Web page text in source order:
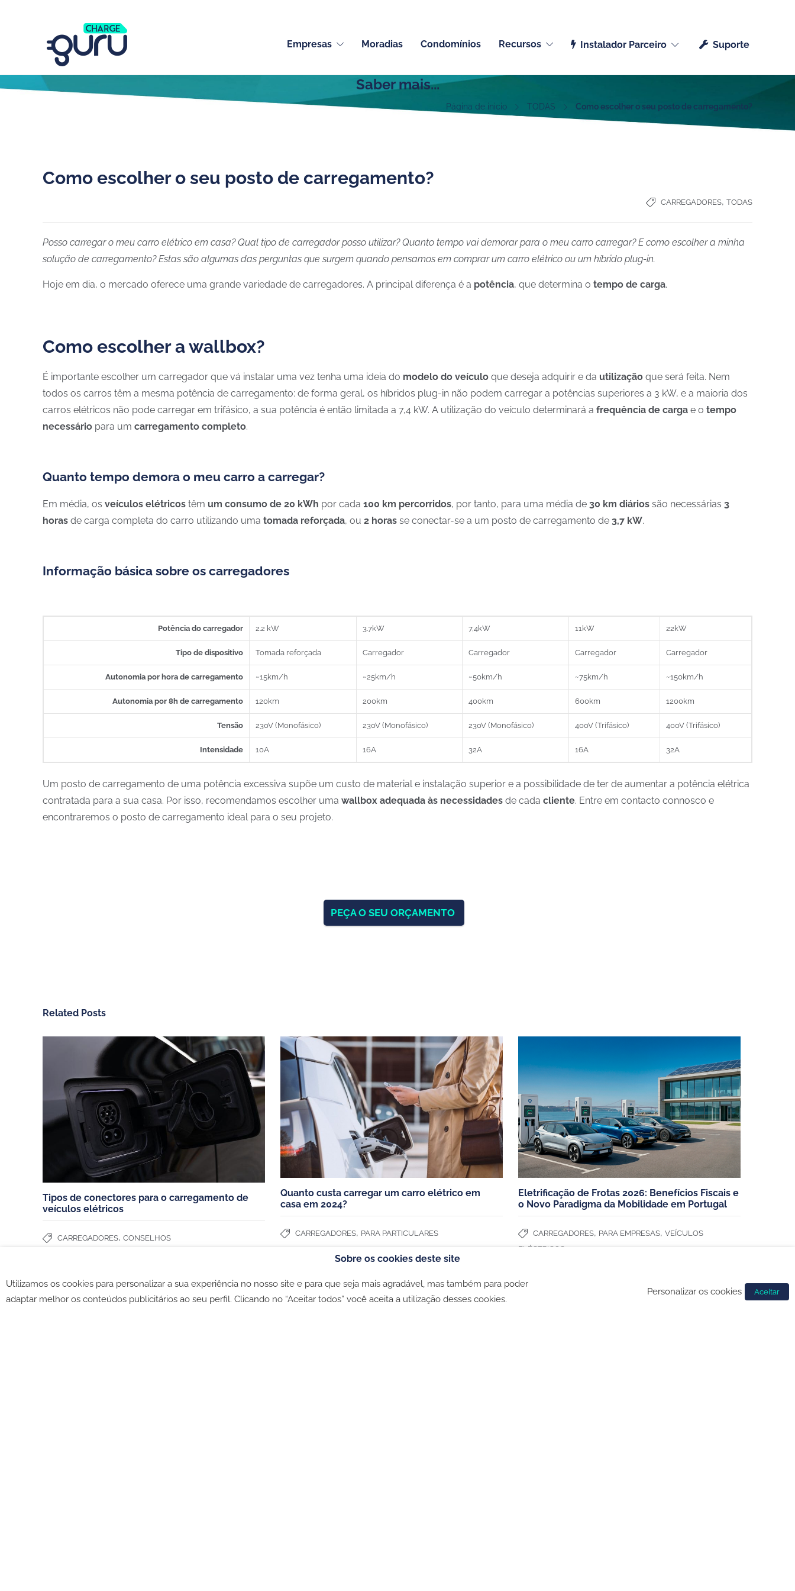
Empresas Moradias Condomínios Recursos Instalador Parceiro Suporte
Saber mais...
Página de inicio TODAS Como escolher o seu posto de carregamento?
Como escolher o seu posto de carregamento?
CARREGADORES, TODAS
Posso carregar o meu carro elétrico em casa? Qual tipo de carregador posso utilizar? Quanto tempo vai demorar para o meu carro carregar?E como escolher a minha
solução de carregamento? Estas são algumas das perguntas que surgem quando pensamos em comprar um carro elétrico ou um híbrido plug-in.
Hoje em dia, o mercado oferece uma grande variedade de carregadores. A principal diferença é a potência, que determina o tempo de carga.
Como escolher a wallbox?
É importante escolher um carregador que vá instalar uma vez tenha uma ideia do modelo do veículo que deseja adquirir e da utilização que será feita. Nem
todos os carros têm a mesma potência de carregamento: de forma geral, os híbridos plug-in não podem carregar a potências superiores a 3 kW, e a maioria dos
carros elétricos não pode carregar em trifásico, a sua potência é então limitada a 7,4 kW. A utilização do veículo determinará a frequência de carga e o tempo
necessário para um carregamento completo.
Quanto tempo demora o meu carro a carregar?
Em média, os veículos elétricos têm um consumo de 20 kWh por cada 100 km percorridos, por tanto, para uma média de 30 km diários são necessárias 3
horas de carga completa do carro utilizando uma tomada reforçada, ou 2 horas se conectar-se a um posto de carregamento de 3,7 kW.
Informação básica sobre os carregadores
Potência do carregador 2.2 kW 3.7kW 7,4kW 11kW 22kW
Tipo de dispositivo Tomada reforçada Carregador Carregador Carregador Carregador
Autonomia por hora de carregamento ~15km/h ~25km/h ~50km/h ~75km/h ~150km/h
Autonomia por 8h de carregamento 120km 200km 400km 600km 1200km
Tensão 230V (Monofásico) 230V (Monofásico) 230V (Monofásico) 400V (Trifásico) 400V (Trifásico)
Intensidade 10A 16A 32A 16A 32A
Um posto de carregamento de uma potência excessiva supõe um custo de material e instalação superior e a possibilidade de ter de aumentar a potência elétrica
contratada para a sua casa. Por isso, recomendamos escolher uma wallbox adequada às necessidades de cada cliente. Entre em contacto connosco e
encontraremos o posto de carregamento ideal para o seu projeto.
PEÇA O SEU ORÇAMENTO
Related Posts
Tipos de conectores para o carregamento de
veículos elétricos
CARREGADORES, CONSELHOS
Quanto custa carregar um carro elétrico em
casa em 2024?
CARREGADORES, PARA PARTICULARES
Eletrificação de Frotas 2026: Benefícios Fiscais e
o Novo Paradigma da Mobilidade em Portugal
CARREGADORES, PARA EMPRESAS, VEÍCULOS
ELÉCTRICOS
CHARGEGURU – PORTUGAL
Contate-nos
Sobre nós
Para se tornar parceiro
Trabalhe connosco
Português (Portugal)
SERVIÇOS
Moradias
Condominios
Frotas e empresas
Hoteis, restaurantes e comercios
BLOG
Escolher o seu carregador
Estudos de caso
Poupanças carro elétrico
Todos os artigos
Carros elétricos
Carros híbrido plug-in
Veículos elétricos de mercadorias
Parceiros de:
- Política de privacidade Livro de Reclamações
Sobre os cookies deste site
Utilizamos os cookies para personalizar a sua experiência no nosso site e para que seja mais agradável, mas também para poder
adaptar melhor os conteúdos publicitários ao seu perfil. Clicando no “Aceitar todos” você aceita a utilização desses cookies.
Personalizar os cookies Aceitar